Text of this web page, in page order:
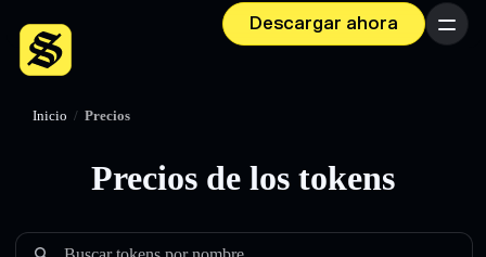
Descargar ahora Menú
Inicio / Precios
Precios de los tokens